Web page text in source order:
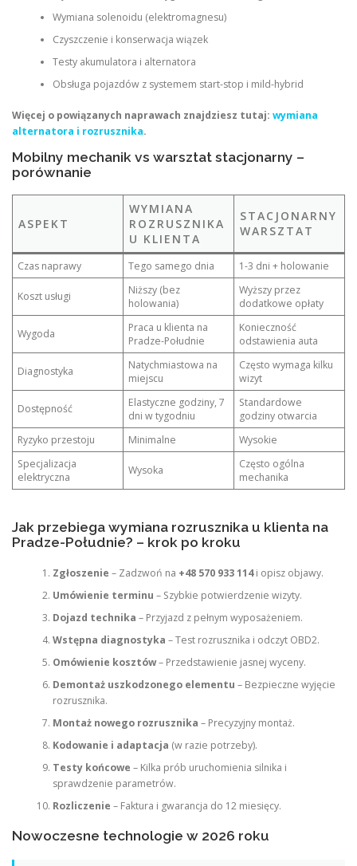
Wymiana solenoidu (elektromagnesu)
Czyszczenie i konserwacja wiązek
Testy akumulatora i alternatora
Obsługa pojazdów z systemem start-stop i mild-hybrid
Więcej o powiązanych naprawach znajdziesz tutaj: wymiana
alternatora i rozrusznika.
Mobilny mechanik vs warsztat stacjonarny –
porównanie
ASPEKT
WYMIANA
ROZRUSZNIKA
U KLIENTA
STACJONARNY
WARSZTAT
Czas naprawy Tego samego dnia 1-3 dni + holowanie
Koszt usługi
Niższy (bez
holowania)
Wyższy przez
dodatkowe opłaty
Wygoda
Praca u klienta na
Pradze-Południe
Konieczność
odstawienia auta
Diagnostyka
Natychmiastowa na
miejscu
Często wymaga kilku
wizyt
Dostępność
Elastyczne godziny, 7
dni w tygodniu
Standardowe
godziny otwarcia
Ryzyko przestoju
Minimalne
Wysokie
Specjalizacja
elektryczna
Wysoka
Często ogólna
mechanika
Jak przebiega wymiana rozrusznika u klienta na
Pradze-Południe? – krok po kroku
Zgłoszenie – Zadzwoń na +48 570 933 114i opisz objawy.
Umówienie terminu – Szybkie potwierdzenie wizyty.
Dojazd technika – Przyjazd z pełnym wyposażeniem.
Wstępna diagnostyka – Test rozrusznika i odczyt OBD2.
Omówienie kosztów– Przedstawienie jasnej wyceny.
Demontaż uszkodzonego elementu – Bezpieczne wyjęcie
rozrusznika.
Montaż nowego rozrusznika – Precyzyjny montaż.
Kodowanie i adaptacja (w razie potrzeby).
Testy końcowe – Kilka prób uruchomienia silnika i
sprawdzenie parametrów.
Rozliczenie – Faktura i gwarancja do 12 miesięcy.
Nowoczesne technologie w 2026 roku